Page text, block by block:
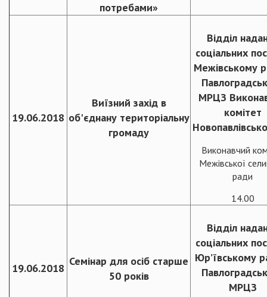
потребами»
19.06.2018
Виїзний захід в
об'єднану територіальну
громаду
Відділ
соціальних
Межівському
МРЦЗ
комітет
Виконавчий
Межівської
ради
14.00
19.06.2018
Семінар для осіб старше
50 років
Відділ
соціальних
Юр’ївському
МРЦЗ